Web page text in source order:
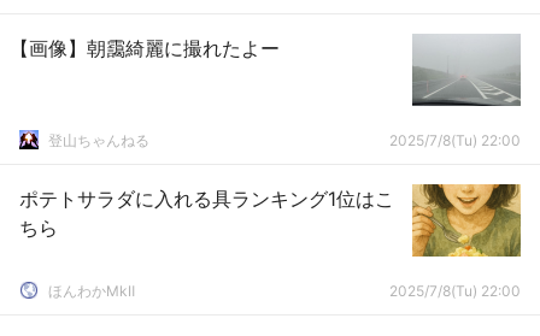
【画像】朝靄綺麗に撮れたよー
登山ちゃんねる 2025/7/8(Tu) 22:00
ポテトサラダに入れる具ランキング1位はこ
ちら
ほんわかMkⅡ 2025/7/8(Tu) 22:00